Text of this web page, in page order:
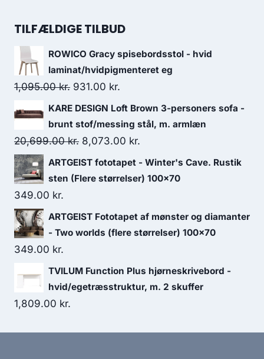
TILFÆLDIGE TILBUD
ROWICO Gracy spisebordsstol - hvid
laminat/hvidpigmenteret eg
1,095.00kr. 931.00 kr.
KARE DESIGN Loft Brown 3-personers sofa -
brunt stof/messing stål, m. armlæn
20,699.00kr. 8,073.00 kr.
ARTGEIST fototapet - Winter's Cave. Rustik
sten (Flere størrelser) 100x70
349.00 kr.
ARTGEIST Fototapet af mønster og diamanter
- Two worlds (flere størrelser) 100x70
349.00 kr.
TVILUM Function Plus hjørneskrivebord -
hvid/egetræsstruktur, m. 2 skuffer
1,809.00 kr.